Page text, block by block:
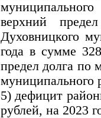
верхний
Духовницкого
года в сумме
предел долга по
муниципального
5) дефицит
рублей, на 2023